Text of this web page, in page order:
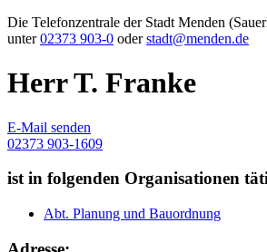
Die Telefonzentrale der Stadt Menden
unter02373 903-0 oderstadt@menden.de
Herr T. Franke
E-Mail senden
02373 903-1609
ist in folgenden Organisationen
Abt. Planung und Bauordnung